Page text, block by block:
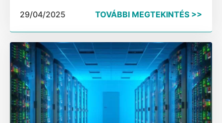
túlfeszültség, túlfeszültség és rövidzárlat ellen, így
biztosítva a hosszú élettartamot.
29/04/2025 TOVÁBBI MEGTEKINTÉS >>